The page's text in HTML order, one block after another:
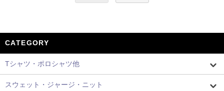
CATEGORY
Tシャツ・ポロシャツ他
スウェット・ジャージ・ニット